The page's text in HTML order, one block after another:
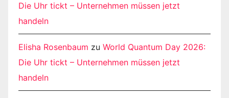
Die Uhr tickt – Unternehmen müssen jetzt
handeln
Elisha Rosenbaum zu World Quantum Day 2026:
Die Uhr tickt – Unternehmen müssen jetzt
handeln